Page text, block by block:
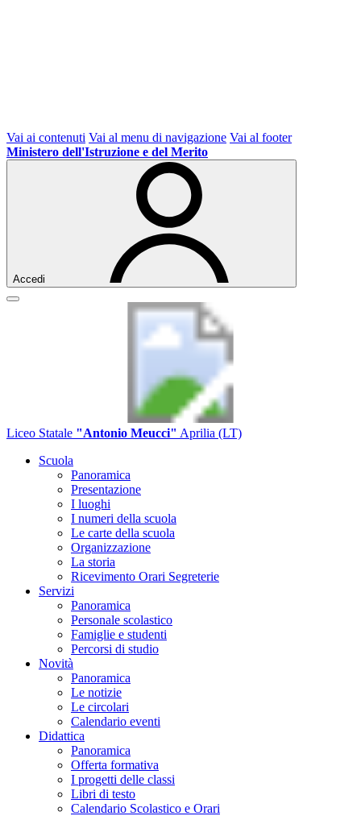
Vai ai contenuti Vai al menu di navigazione Vai al footer
Ministero dell'Istruzione e del Merito
Accedi
Liceo Statale "Antonio Meucci" Aprilia (LT)
Scuola
Panoramica
Presentazione
I luoghi
I numeri della scuola
Le carte della scuola
Organizzazione
La storia
Ricevimento Orari Segreterie
Servizi
Panoramica
Personale scolastico
Famiglie e studenti
Percorsi di studio
Novità
Panoramica
Le notizie
Le circolari
Calendario eventi
Didattica
Panoramica
Offerta formativa
I progetti delle classi
Libri di testo
Calendario Scolastico e Orari